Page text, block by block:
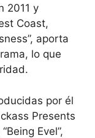
2011 y
Coast,
aporta
lo que
por él
Presents
Evel”,